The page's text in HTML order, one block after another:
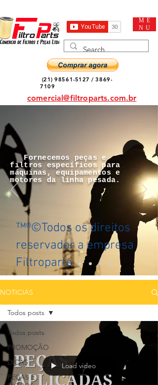
ME
NU
(21) 98561-5127 /3869-
7109
comercial@filtroparts.com.br
Fornecemos peças e
filtros específicos para
máquinas, equipamentos e
motores da linha pesada.
™®©Todos os direitos
reservador a empresa
Filtroparts.
NOTICIAS
Todos posts
PROMOÇÃO
DICAS
PEÇAS E
Todos posts
Load video